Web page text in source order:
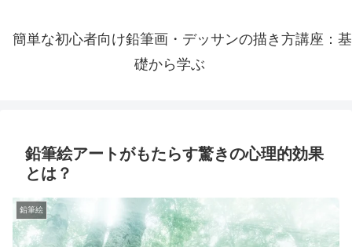
簡単な初心者向け鉛筆画・デッサンの描き方講座：基
礎から学ぶ
鉛筆絵アートがもたらす驚きの心理的効果
とは？
鉛筆絵